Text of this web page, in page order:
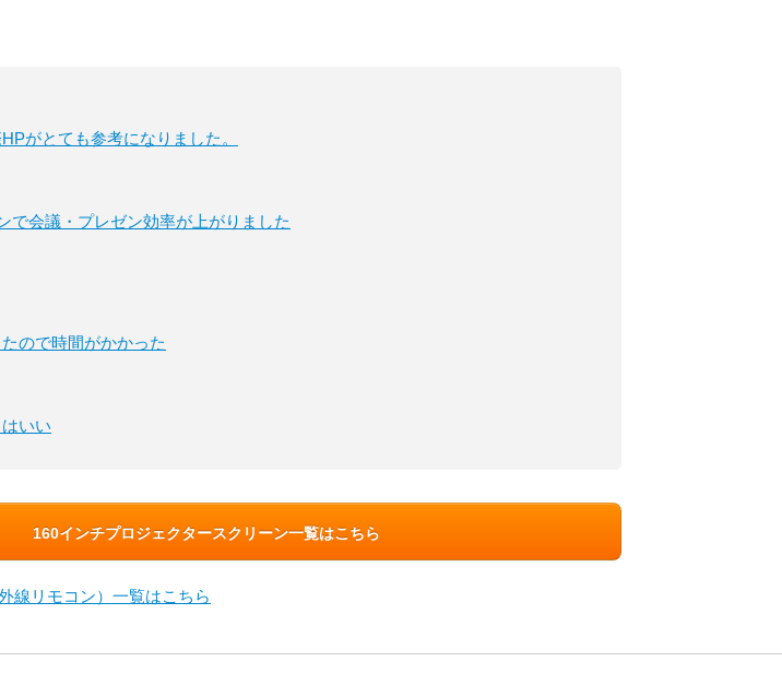
がとても参考になりました。
で会議・プレゼン効率が上がりました
ので時間がかかった
いい
160インチプロジェクタースクリーン一覧はこちら
線リモコン）一覧はこちら